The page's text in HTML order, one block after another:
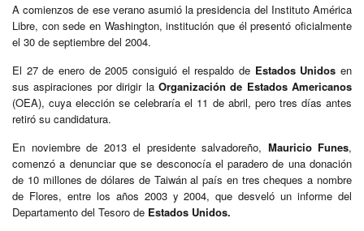
A comienzos de ese verano asumió la presidencia del Instituto América
Libre, con sede en Washington, institución que él presentó oficialmente
el 30 de septiembre del 2004.
El 27 de enero de 2005 consiguió el respaldo de Estados Unidos en
sus aspiraciones por dirigir la Organización de Estados Americanos
(OEA), cuya elección se celebraría el 11 de abril, pero tres días antes
retiró su candidatura.
En noviembre de 2013 el presidente salvadoreño, Mauricio Funes,
comenzó a denunciar que se desconocía el paradero de una donación
de 10 millones de dólares de Taiwán al país en tres cheques a nombre
de Flores, entre los años 2003 y 2004, que desveló un informe del
Departamento del Tesoro de Estados Unidos.